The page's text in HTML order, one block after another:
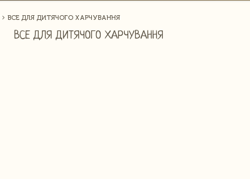
ВСЕ ДЛЯ ДИТЯЧОГО ХАРЧУВАННЯ
ВСЕ ДЛЯ ДИТЯЧОГО ХАРЧУВАННЯ